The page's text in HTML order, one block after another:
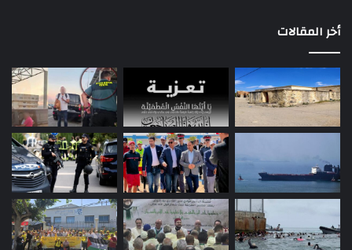
أخر المقالات